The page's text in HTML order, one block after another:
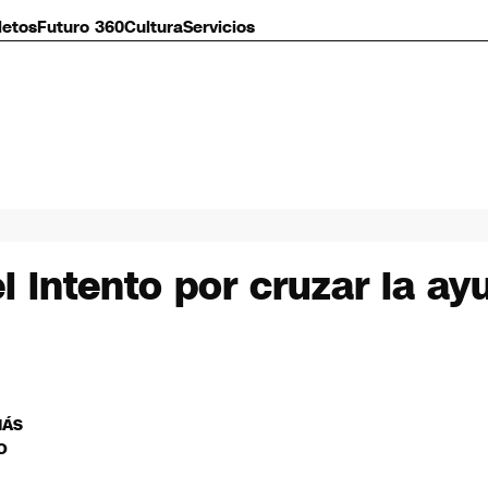
Futuro 360CulturaServicios
intento por cruzar la